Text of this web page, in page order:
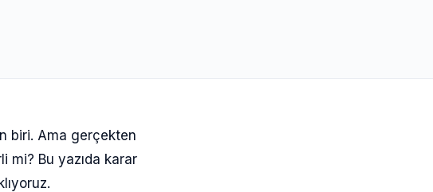
biri. Ama gerçekten
mi? Bu yazıda karar